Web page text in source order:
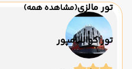
تور مالزی(مشاهده همه)
تور کوالالامپور